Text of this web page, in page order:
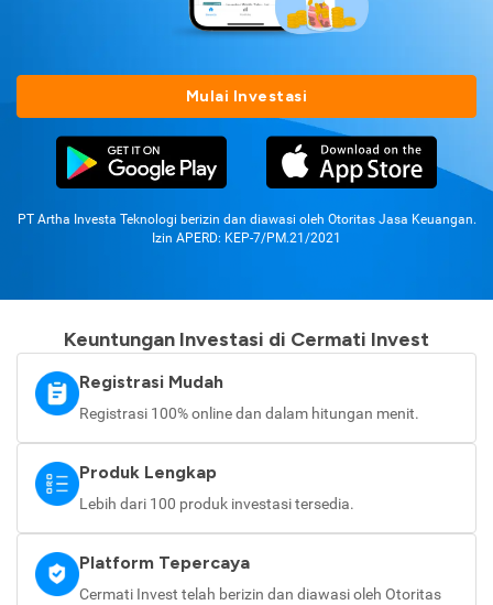
Mulai Investasi
PT Artha Investa Teknologi berizin dan diawasi oleh Otoritas Jasa Keuangan.
Izin APERD: KEP-7/PM.21/2021
Keuntungan Investasi di Cermati Invest
Registrasi Mudah
Registrasi 100% online dan dalam hitungan menit.
Produk Lengkap
Lebih dari 100 produk investasi tersedia.
Platform Tepercaya
Cermati Invest telah berizin dan diawasi oleh Otoritas